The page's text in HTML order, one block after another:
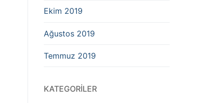
Ekim 2019
Ağustos 2019
Temmuz 2019
KATEGORILER